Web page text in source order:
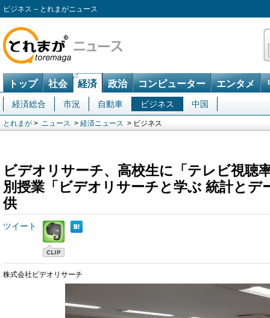
ビジネス – とれまがニュース
トップ 社会 経済 政治 コンピューター エンタメ
経済総合 市況 自動車 ビジネス 中国
とれまが > ニュース > 経済ニュース > ビジネス
ビデオリサーチ、高校生に「テレビ視聴
別授業「ビデオリサーチと学ぶ 統計とデ
供
ツイート
株式会社ビデオリサーチ